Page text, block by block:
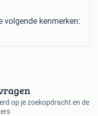
volgende kenmerken:
op je zoekopdracht en de